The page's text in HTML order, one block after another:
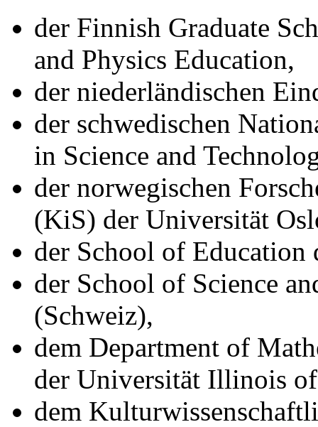
der Finnish Graduate
and Physics Education,
der niederländischen
der schwedischen
in Science and
der norwegischen
(KiS) der Universität
der School of
der School of Science
(Schweiz),
dem Department of
der Universität Illinois
dem